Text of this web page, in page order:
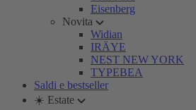
Eisenberg
Novita
Widian
IRÄYE
NEST NEW YORK
TYPEBEA
Saldi e bestseller
☀️ Estate